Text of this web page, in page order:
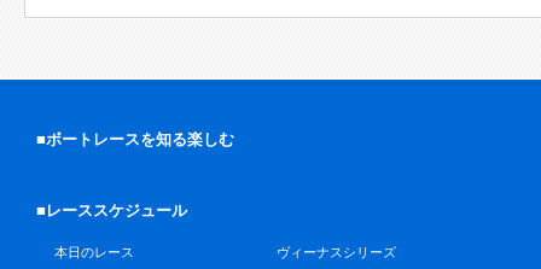
■ボートレースを知る楽しむ
■レーススケジュール
本日のレース
ヴィーナスシリーズ